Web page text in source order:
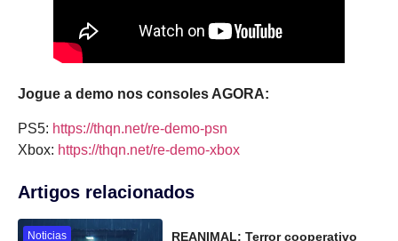
Jogue a demo nos consoles AGORA:
PS5: https://thqn.net/re-demo-psn
Xbox: https://thqn.net/re-demo-xbox
Artigos relacionados
Noticias REANIMAL: Terror cooperativo